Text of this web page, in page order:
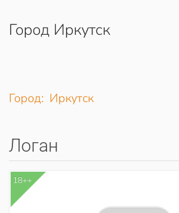
Перейти к содержимому
Город Иркутск
Город: Иркутск
Логан
18++